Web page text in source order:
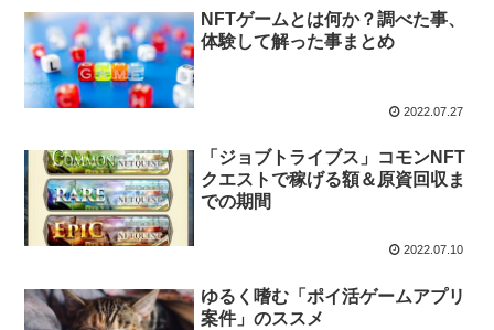
NFTゲームとは何か？調べた事、
体験して解った事まとめ
2022.07.27
「ジョブトライブス」コモンNFT
クエストで稼げる額＆原資回収ま
での期間
2022.07.10
ゆるく嗜む「ポイ活ゲームアプリ
案件」のススメ